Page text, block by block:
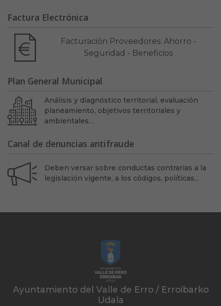
Factura Electrónica
Facturación Proveedores: Ahorro -
Seguridad - Beneficios
Plan General Municipal
Análisis y diagnóstico territorial, evaluación
planeamiento, objetivos territoriales y
ambientales…
Canal de denuncias antifraude
Deben versar sobre conductas contrarias a la
legislación vigente, a los códigos, políticas...
Ayuntamiento del Valle de Erro / Erroibarko
Udala